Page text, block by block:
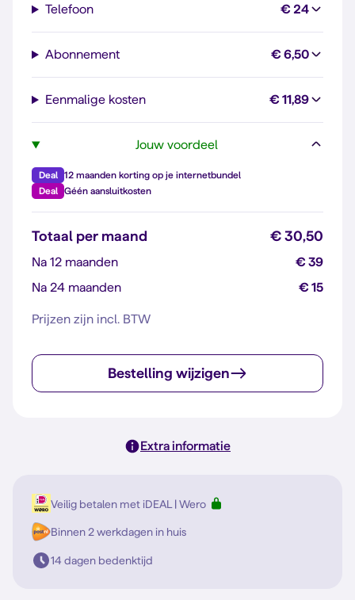
Telefoon € 24
Abonnement € 6,50
Eenmalige kosten € 11,89
Jouw voordeel
Deal
12 maanden korting op je internetbundel
Deal
Géén aansluitkosten
Totaal per maand € 30,50
Na 12 maanden
€ 39
Na 24 maanden
€ 15
Prijzen zijn incl. BTW
Bestelling wijzigen
Extra informatie
Veilig betalen met iDEAL | Wero
Binnen 2 werkdagen in huis
14 dagen bedenktijd